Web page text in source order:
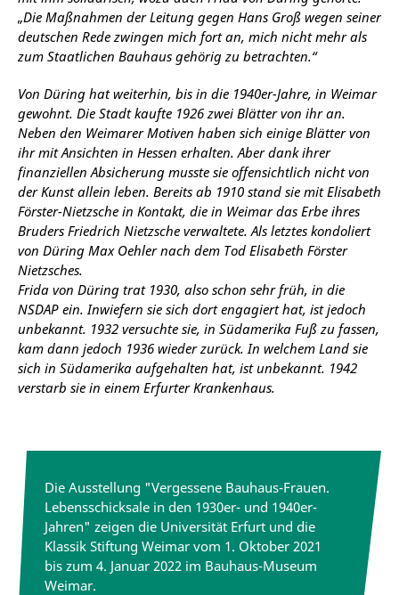
„Die Maßnahmen der Leitung gegen Hans Groß wegen seiner
deutschen Rede zwingen mich fort an, mich nicht mehr als
zum Staatlichen Bauhaus gehörig zu betrachten.“
Von Düring hat weiterhin, bis in die 1940er-Jahre, in Weimar
gewohnt. Die Stadt kaufte 1926 zwei Blätter von ihr an.
Neben den Weimarer Motiven haben sich einige Blätter von
ihr mit Ansichten in Hessen erhalten. Aber dank ihrer
finanziellen Absicherung musste sie offensichtlich nicht von
der Kunst allein leben. Bereits ab 1910 stand sie mit Elisabeth
Förster-Nietzsche in Kontakt, die in Weimar das Erbe ihres
Bruders Friedrich Nietzsche verwaltete. Als letztes kondoliert
von Düring Max Oehler nach dem Tod Elisabeth Förster
Nietzsches.
Frida von Düring trat 1930, also schon sehr früh, in die
NSDAP ein. Inwiefern sie sich dort engagiert hat, ist jedoch
unbekannt. 1932 versuchte sie, in Südamerika Fuß zu fassen,
kam dann jedoch 1936 wieder zurück. In welchem Land sie
sich in Südamerika aufgehalten hat, ist unbekannt. 1942
verstarb sie in einem Erfurter Krankenhaus.
Die Ausstellung "Vergessene Bauhaus-Frauen.
Lebensschicksale in den 1930er- und 1940er-
Jahren" zeigen die Universität Erfurt und die
Klassik Stiftung Weimar vom 1. Oktober 2021
bis zum 4. Januar 2022 im Bauhaus-Museum
Weimar.